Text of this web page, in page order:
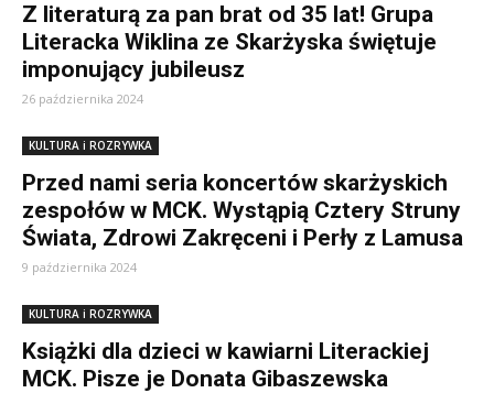
Z literaturą za pan brat od 35 lat! Grupa
Literacka Wiklina ze Skarżyska świętuje
imponujący jubileusz
26 października 2024
KULTURA i ROZRYWKA
Przed nami seria koncertów skarżyskich
zespołów w MCK. Wystąpią Cztery Struny
Świata, Zdrowi Zakręceni i Perły z Lamusa
9 października 2024
KULTURA i ROZRYWKA
Książki dla dzieci w kawiarni Literackiej
MCK. Pisze je Donata Gibaszewska